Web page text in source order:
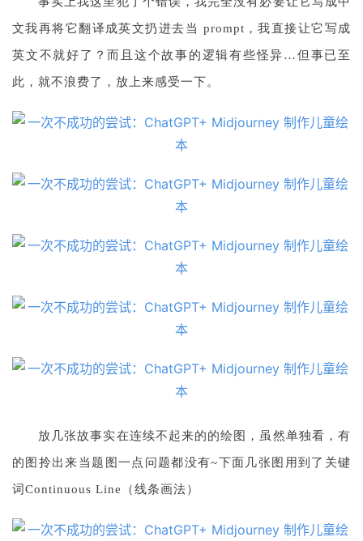
I
文我再将它翻译成英文扔进去当 prompt，我直接让它写成
英文不就好了？而且这个故事的逻辑有些怪异…但事已至
此，就不浪费了，放上来感受一下。
放几张故事实在连续不起来的的绘图，虽然单独看，有
的图拎出来当题图一点问题都没有~下面几张图用到了关键
词Continuous Line（线条画法）